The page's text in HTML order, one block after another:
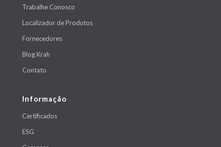
Trabalhe Conosco
Localizador de Produtos
Fornecedores
Blog Krah
Contato
Informação
Certificados
ESG